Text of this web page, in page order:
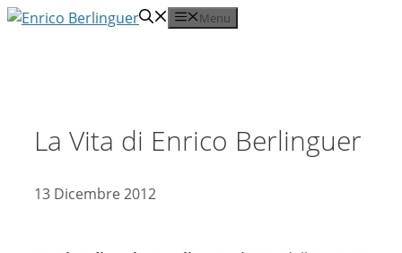
Vai
Menu
La Vita di Enrico Berlinguer
13 Dicembre 2012